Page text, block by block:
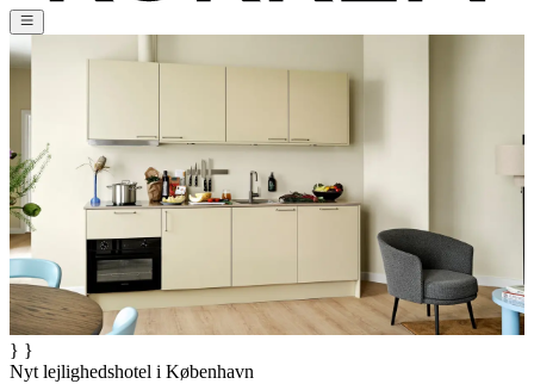
} }
Nyt lejlighedshotel i København